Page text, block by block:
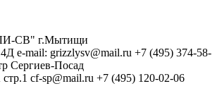
СВ" г.Мытищи
e-mail: grizzlysv@mail.ru +7 (495) 374-58-
Сергиев-Посад
cf-sp@mail.ru +7 (495) 120-02-06